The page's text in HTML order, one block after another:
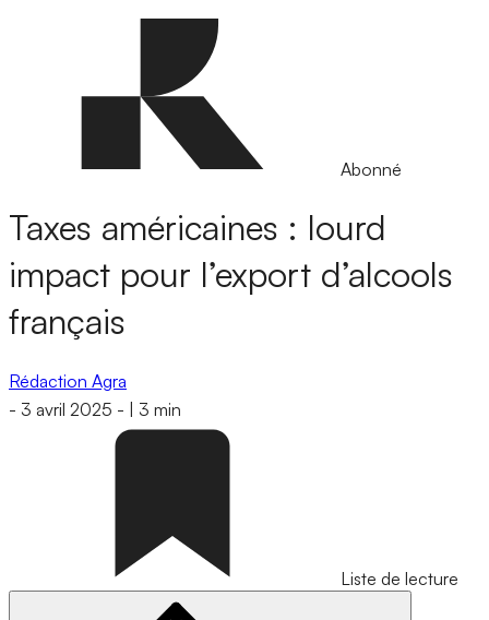
Abonné
Taxes américaines : lourd
impact pour l’export d’alcools
français
Rédaction Agra
- 3 avril 2025 - 3 min
Liste de lecture